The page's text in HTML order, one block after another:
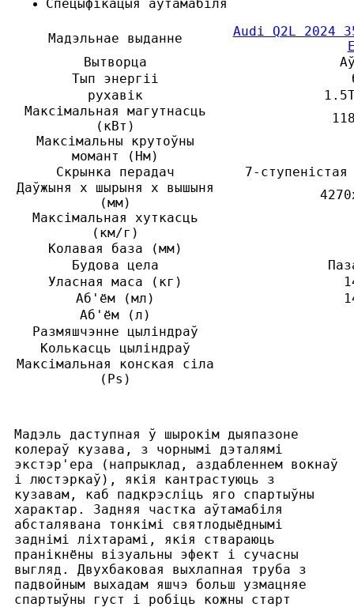
Спецыфікацыя аўтамабіля
Мадэльнае выданне
Audi Q2L 2024
Вытворца
Тып энергіі
рухавік
Максімальная магутнасць
(кВт)
Максімальны крутоўны
момант (Нм)
Скрынка перадач
7-
Даўжыня х шырыня х вышыня
(мм)
Максімальная хуткасць
(км/г)
Колавая база (мм)
Будова цела
Уласная маса (кг)
Аб'ём (мл)
Аб'ём (л)
Размяшчэнне цыліндраў
Колькасць цыліндраў
Максімальная конская сіла
(Ps)
Мадэль даступная ў шырокім дыяпазоне
колераў кузава, з чорнымі дэталямі
экстэр'ера (напрыклад, аздабленнем вокнаў
і люстэркаў), якія кантрастуюць з
кузавам, каб падкрэсліць яго спартыўны
характар. Задняя частка аўтамабіля
абсталявана тонкімі святлодыёднымі
заднімі ліхтарамі, якія ствараюць
пранікнёны візуальны эфект і сучасны
выгляд. Двухбаковая выхлапная труба з
падвойным выхадам яшчэ больш узмацняе
спартыўны густ і робіць кожны старт